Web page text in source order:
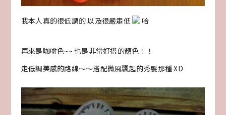
我本人真的很低調的 以及很嚴肅低 哈
再來是咖啡色~~ 也是非常好搭的顏色！！
走低調美感的路線～～搭配微風飄起的秀髮那種 XD